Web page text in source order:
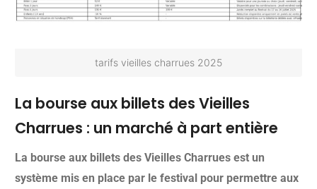
tarifs vieilles charrues 2025
La bourse aux billets des Vieilles
Charrues : un marché à part entière
La bourse aux billets des Vieilles Charrues est un
système mis en place par le festival pour permettre aux